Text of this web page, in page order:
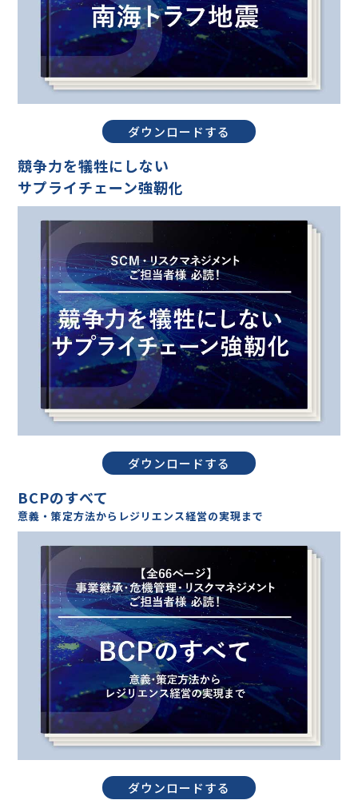
ダウンロードする
競争力を犠牲にしない
サプライチェーン強靭化
ダウンロードする
BCPのすべて
意義・策定方法からレジリエンス経営の実現まで
ダウンロードする